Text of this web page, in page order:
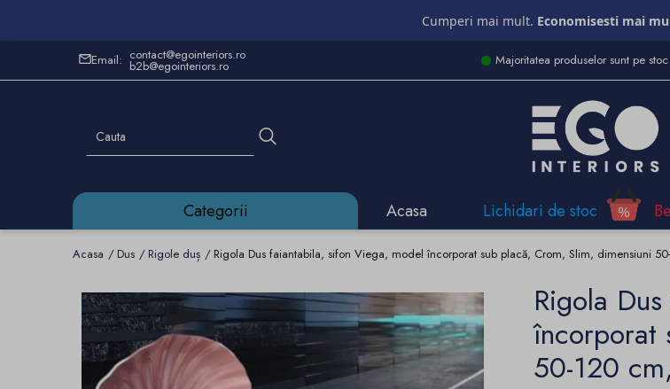
Cumperi mai mult. Economisesti mai
Email: contact@egointeriors.ro
b2b@egointeriors.ro Majoritatea produselor sunt pe
Categorii Acasa Lichidari de stoc
Acasa Dus Rigole duș Rigola Dus faiantabila, sifon Viega, model încorporat sub placă, Crom, Slim, dimensiuni
Rigola
încorporat
50-120